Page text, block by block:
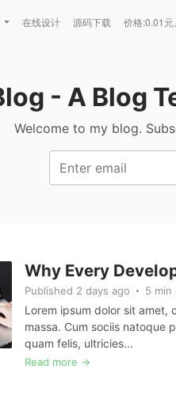
在线设计 源码下载 价格:0.01